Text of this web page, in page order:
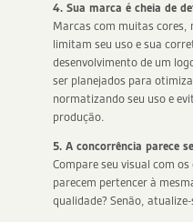
4. Sua marca é cheia de
Marcas com muitas
limitam seu uso e sua
desenvolvimento de um
ser planejados para
normatizando seu uso e
produção.
5. A concorrência parece
Compare seu visual com
parecem pertencer à
qualidade? Senão, atualize-